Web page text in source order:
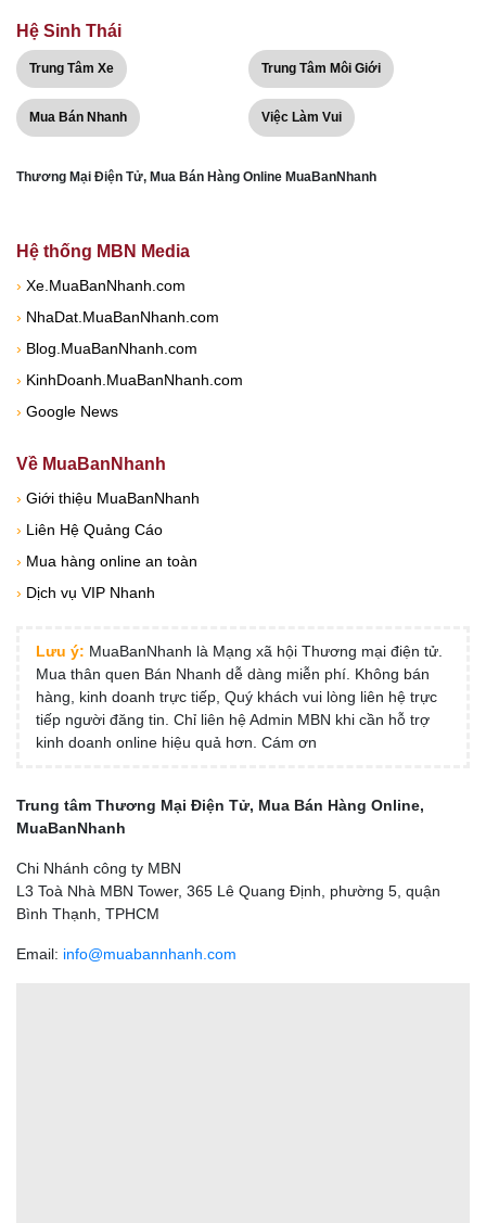
Hệ Sinh Thái
Trung Tâm Xe Trung Tâm Môi Giới
Mua Bán Nhanh Việc Làm Vui
Thương Mại Điện Tử, Mua Bán Hàng Online MuaBanNhanh
Hệ thống MBN Media
› Xe.MuaBanNhanh.com
› NhaDat.MuaBanNhanh.com
› Blog.MuaBanNhanh.com
› KinhDoanh.MuaBanNhanh.com
› Google News
Về MuaBanNhanh
› Giới thiệu MuaBanNhanh
› Liên Hệ Quảng Cáo
› Mua hàng online an toàn
› Dịch vụ VIP Nhanh
Lưu ý: MuaBanNhanh là Mạng xã hội Thương mại điện tử.
Mua thân quen Bán Nhanh dễ dàng miễn phí. Không bán
hàng, kinh doanh trực tiếp, Quý khách vui lòng liên hệ trực
tiếp người đăng tin. Chỉ liên hệ Admin MBN khi cần hỗ trợ
kinh doanh online hiệu quả hơn. Cám ơn
Trung tâm Thương Mại Điện Tử, Mua Bán Hàng Online,
MuaBanNhanh
Chi Nhánh công ty MBN
L3 Toà Nhà MBN Tower, 365 Lê Quang Định, phường 5, quận
Bình Thạnh, TPHCM
Email: info@muabannhanh.com